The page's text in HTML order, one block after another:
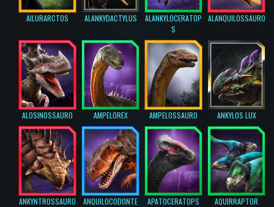
AILURARCTOS ALANKYDACTYLUS
ALANKYLOCERATOP
S
ALANQUILOSSAURO
ALOSINOSSAURO AMPELOREX AMPELOSSAURO ANKYLOS LUX
ANKYNTROSSAURO ANQUILOCODONTE APATOCERATOPS AQUIRRAPTOR